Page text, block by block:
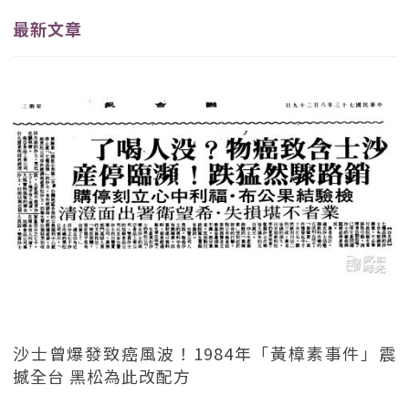
最新文章
沙士曾爆發致癌風波！1984年「黃樟素事件」震
撼全台 黑松為此改配方